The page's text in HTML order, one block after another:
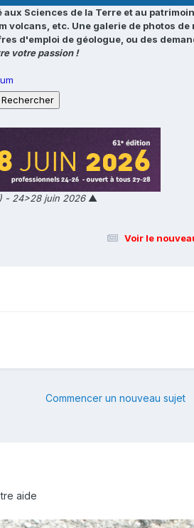
Sciences de la Terre et au
etc. Une galerie de photos de
d'emploi de géologue, ou des
votre passion !
- 24>28 juin 2026▲
Voir le
Commencer un nouveau sujet
aide